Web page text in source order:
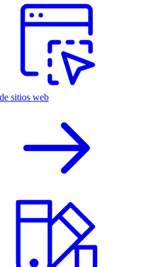
sitios web